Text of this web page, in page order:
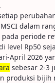
dalam
periode
Rp50
April 2026
sebesar 2-3